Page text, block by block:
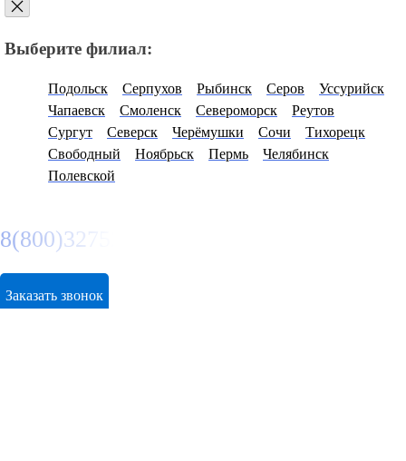
Выберите филиал:
Подольск Серпухов Рыбинск Серов
Уссурийск
Чапаевск
Смоленск Североморск
Реутов
Сургут
Северск Черёмушки Сочи
Тихорецк
Свободный
Ноябрьск Пермь
Челябинск
Полевской
8(800)3275280
Заказать звонок